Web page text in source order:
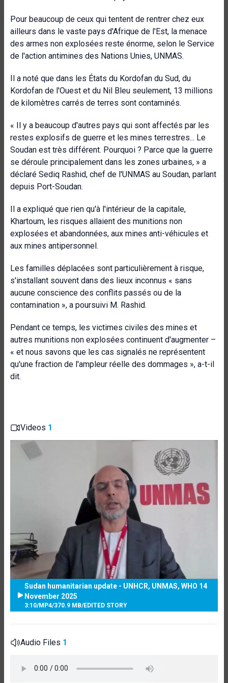
Pour beaucoup de ceux qui tentent de rentrer chez eux
ailleurs dans le vaste pays d'Afrique de l'Est, la menace
des armes non explosées reste énorme, selon le Service
de l'action antimines des Nations Unies, UNMAS.
Il a noté que dans les États du Kordofan du Sud, du
Kordofan de l'Ouest et du Nil Bleu seulement, 13 millions
de kilomètres carrés de terres sont contaminés.
« Il y a beaucoup d'autres pays qui sont affectés par les
restes explosifs de guerre et les mines terrestres... Le
Soudan est très différent. Pourquoi ? Parce que la guerre
se déroule principalement dans les zones urbaines, » a
déclaré Sediq Rashid, chef de l'UNMAS au Soudan, parlant
depuis Port-Soudan.
Il a expliqué que rien qu'à l'intérieur de la capitale,
Khartoum, les risques allaient des munitions non
explosées et abandonnées, aux mines anti-véhicules et
aux mines antipersonnel.
Les familles déplacées sont particulièrement à risque,
s'installant souvent dans des lieux inconnus « sans
aucune conscience des conflits passés ou de la
contamination », a poursuivi M. Rashid.
Pendant ce temps, les victimes civiles des mines et
autres munitions non explosées continuent d'augmenter –
« et nous savons que les cas signalés ne représentent
qu'une fraction de l'ampleur réelle des dommages », a-t-il
dit.
Videos 1
Sudan humanitarian update - UNHCR, UNMAS, WHO 14
November 2025
3:10/MP4/370.9 MB/EDITED STORY
Audio Files 1